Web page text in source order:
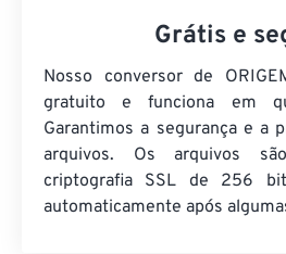
Grátis e
Nosso conversor de
gratuito e funciona em
Garantimos a segurança e a
arquivos. Os arquivos
criptografia SSL de 256
automaticamente após